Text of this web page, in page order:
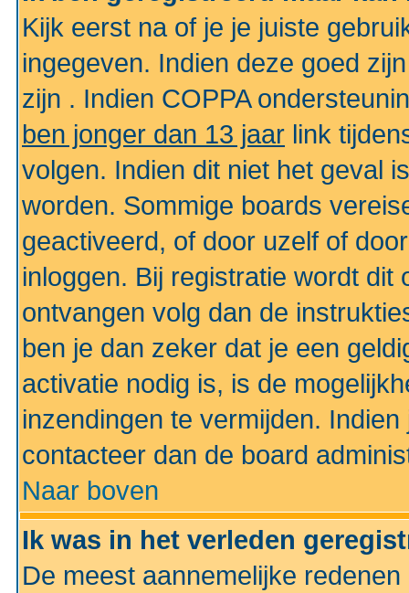
Kijk eerst na of je je juiste
ingegeven. Indien deze goed
zijn . Indien COPPA
ben jonger dan 13 jaar link
volgen. Indien dit niet het geval
worden. Sommige boards
geactiveerd, of door uzelf of
inloggen. Bij registratie wordt dit
ontvangen volg dan de
ben je dan zeker dat je een
activatie nodig is, is de
inzendingen te vermijden.
contacteer dan de board
Naar boven
Ik was in het verleden
De meest aannemelijke